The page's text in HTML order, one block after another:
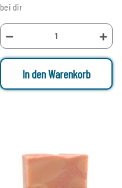
bei dir
In den Warenkorb